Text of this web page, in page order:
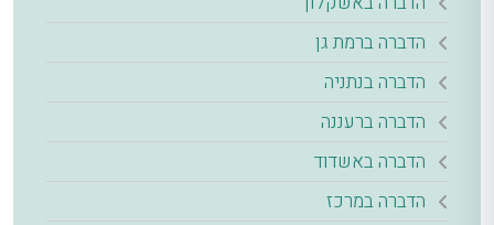
הדברה ברמת גן
הדברה בנתניה
הדברה ברעננה
הדברה באשדוד
הדברה במרכז